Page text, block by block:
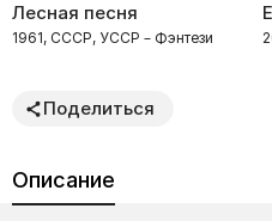
Лесная песня
1961, СССР, УССР – Фэнтези
Поделиться
Описание